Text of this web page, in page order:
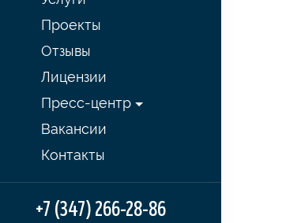
Проекты
Отзывы
Лицензии
Пресс-центр
Вакансии
Контакты
+7 (347) 266-28-86